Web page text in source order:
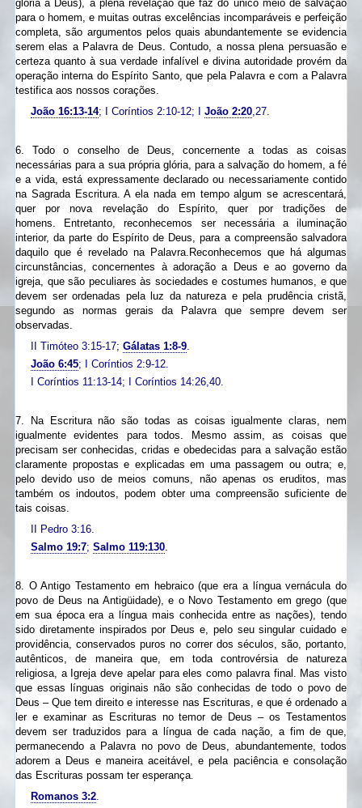
glória a Deus), a plena revelação que faz do único meio de salvação
para o homem, e muitas outras excelências incomparáveis e perfeição
completa, são argumentos pelos quais abundantemente se evidencia
serem elas a Palavra de Deus. Contudo, a nossa plena persuasão e
certeza quanto à sua verdade infalível e divina autoridade provém da
operação interna do Espírito Santo, que pela Palavra e com a Palavra
testifica aos nossos corações.
João 16:13-14; I Coríntios 2:10-12; I João 2:20,27.
6. Todo o conselho de Deus, concernente a todas as coisas
necessárias para a sua própria glória, para a salvação do homem, a fé
e a vida, está expressamente declarado ou necessariamente contido
na Sagrada Escritura. A ela nada em tempo algum se acrescentará,
quer por nova revelação do Espírito, quer por tradições de
homens. Entretanto, reconhecemos ser necessária a iluminação
interior, da parte do Espírito de Deus, para a compreensão salvadora
daquilo que é revelado na Palavra.Reconhecemos que há algumas
circunstâncias, concernentes à adoração a Deus e ao governo da
igreja, que são peculiares às sociedades e costumes humanos, e que
devem ser ordenadas pela luz da natureza e pela prudência cristã,
segundo as normas gerais da Palavra que sempre devem ser
observadas.
II Timóteo 3:15-17; Gálatas 1:8-9.
João 6:45; I Coríntios 2:9-12.
I Coríntios 11:13-14; I Coríntios 14:26,40.
7. Na Escritura não são todas as coisas igualmente claras, nem
igualmente evidentes para todos. Mesmo assim, as coisas que
precisam ser conhecidas, cridas e obedecidas para a salvação estão
claramente propostas e explicadas em uma passagem ou outra; e,
pelo devido uso de meios comuns, não apenas os eruditos, mas
também os indoutos, podem obter uma compreensão suficiente de
tais coisas.
II Pedro 3:16.
Salmo 19:7; Salmo 119:130.
8. O Antigo Testamento em hebraico (que era a língua vernácula do
povo de Deus na Antigüidade), e o Novo Testamento em grego (que
em sua época era a língua mais conhecida entre as nações), tendo
sido diretamente inspirados por Deus e, pelo seu singular cuidado e
providência, conservados puros no correr dos séculos, são, portanto,
autênticos, de maneira que, em toda controvérsia de natureza
religiosa, a Igreja deve apelar para eles como palavra final. Mas visto
que essas línguas originais não são conhecidas de todo o povo de
Deus – Que tem direito e interesse nas Escrituras, e que é ordenado a
ler e examinar as Escrituras no temor de Deus – os Testamentos
devem ser traduzidos para a língua de cada nação, a fim de que,
permanecendo a Palavra no povo de Deus, abundantemente, todos
adorem a Deus e maneira aceitável, e pela paciência e consolação
das Escrituras possam ter esperança
Romanos 3:2.